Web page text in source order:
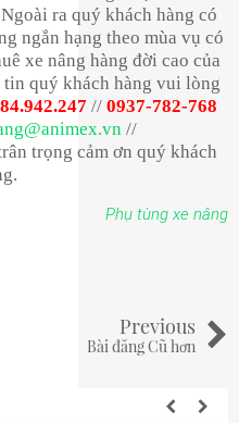
ra quý khách hàng có
ngắn hạng theo mùa vụ có
xe nâng hàng đời cao của
quý khách hàng vui lòng
// 0937-782-768
//
trọng cảm ơn quý khách
Phụ tùng xe nâng
Previous
Bài đăng Cũ hơn